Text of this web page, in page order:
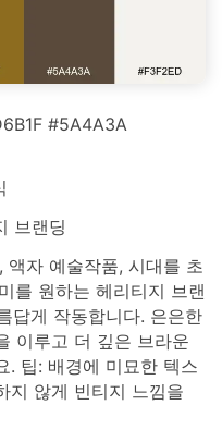
#5A4A3A
브랜딩
액자 예술작품, 시대를 초
를 원하는 헤리티지 브랜
답게 작동합니다. 은은한
이루고 더 깊은 브라운
. 팁: 배경에 미묘한 텍스
지 않게 빈티지 느낌을